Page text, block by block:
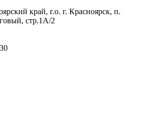
край, г.о. г. Красноярск, п.
стр.1А/2